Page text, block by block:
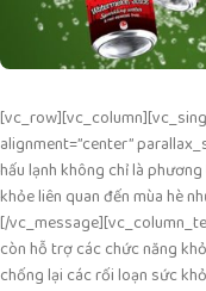
alignment=”center”
hấu lạnh không chỉ là
khỏe liên quan đến mùa hè
[/
còn hỗ trợ các chức năng
chống lại các rối loạn sức